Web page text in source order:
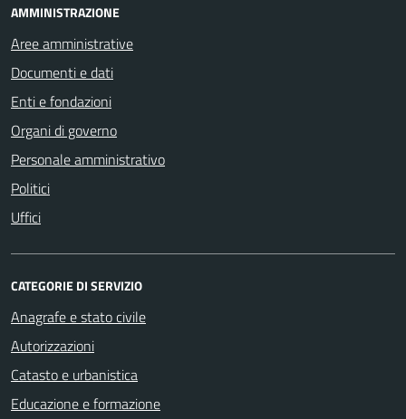
AMMINISTRAZIONE
Aree amministrative
Documenti e dati
Enti e fondazioni
Organi di governo
Personale amministrativo
Politici
Uffici
CATEGORIE DI SERVIZIO
Anagrafe e stato civile
Autorizzazioni
Catasto e urbanistica
Educazione e formazione